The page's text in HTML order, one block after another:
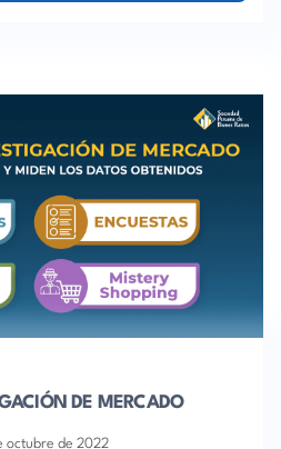
DE MERCADO
octubre de 2022